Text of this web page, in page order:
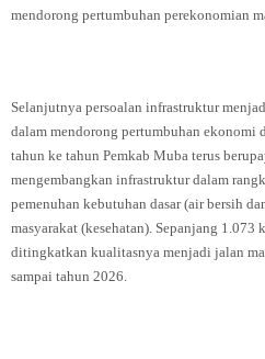
mendorong pertumbuhan perekonomian
Selanjutnya persoalan infrastruktur
dalam mendorong pertumbuhan ekonomi
tahun ke tahun Pemkab Muba terus
mengembangkan infrastruktur dalam
pemenuhan kebutuhan dasar (air bersih
masyarakat (kesehatan). Sepanjang 1.073
ditingkatkan kualitasnya menjadi jalan
sampai tahun 2026.